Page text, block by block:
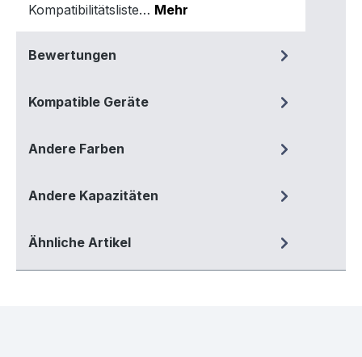
Kompatibilitätsliste… Mehr
Bewertungen
Kompatible Geräte
Andere Farben
Andere Kapazitäten
Ähnliche Artikel